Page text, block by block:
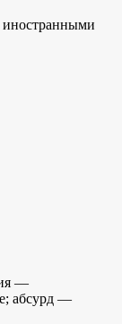
иностранными
—
абсурд —